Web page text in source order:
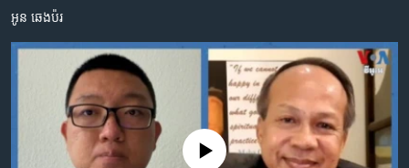
ម្តង
រំលង​
ទូរទស្សន៍ / វីដេអូ​
វិទ្យុ / ផតខាសថ៍
កម្មវិធីទាំងអស់
អូន ឆេងប៉រ
No media source currently available